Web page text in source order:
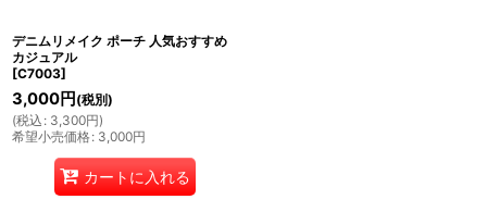
デニムリメイク ポーチ 人気おすすめ
カジュアル
[C7003]
3,000円 (税別)
(税込 : 3,300円)
希望小売価格: 3,000円
カートに入れる